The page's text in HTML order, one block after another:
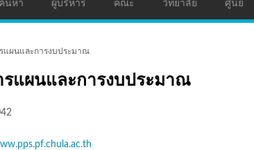
ค้นหา ผู้บริหาร คณะ วิทยาลัย ศูนย์
แผนและการงบประมาณ
แผนและการงบประมาณ